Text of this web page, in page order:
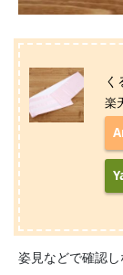
く
楽
姿見などで確認